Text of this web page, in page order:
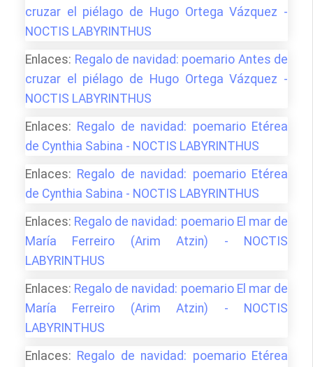
cruzar el piélago de Hugo Ortega Vázquez -
NOCTIS LABYRINTHUS
Enlaces: Regalo de navidad: poemario Antes de
cruzar el piélago de Hugo Ortega Vázquez -
NOCTIS LABYRINTHUS
Enlaces: Regalo de navidad: poemario Etérea
de Cynthia Sabina - NOCTIS LABYRINTHUS
Enlaces: Regalo de navidad: poemario Etérea
de Cynthia Sabina - NOCTIS LABYRINTHUS
Enlaces: Regalo de navidad: poemario El mar de
María Ferreiro (Arim Atzin) - NOCTIS
LABYRINTHUS
Enlaces: Regalo de navidad: poemario El mar de
María Ferreiro (Arim Atzin) - NOCTIS
LABYRINTHUS
Enlaces: Regalo de navidad: poemario Etérea